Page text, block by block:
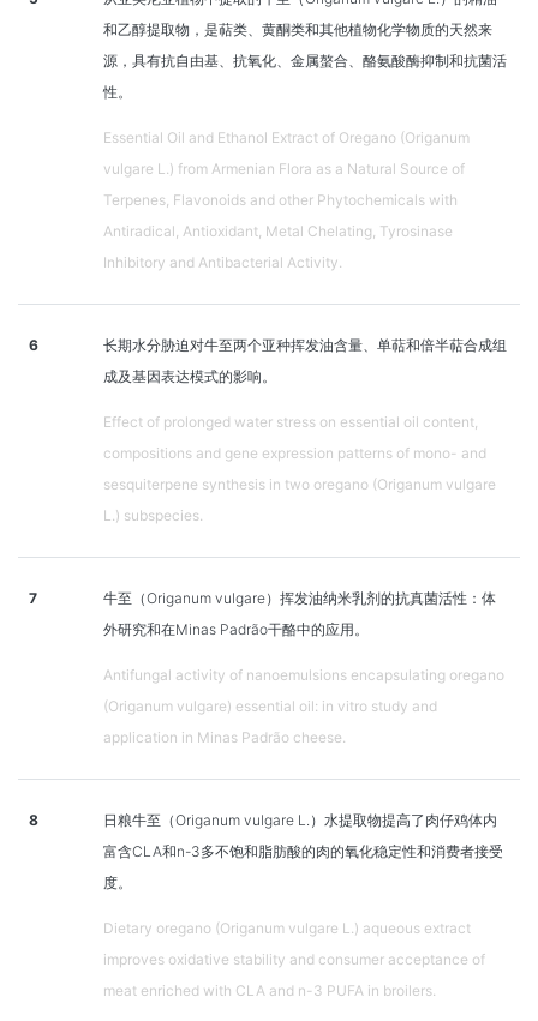
和乙醇提取物，是萜类、黄酮类和其他植物化学物质的天然来
源，具有抗自由基、抗氧化、金属螯合、酪氨酸酶抑制和抗菌活
性。
Essential Oil and Ethanol Extract of Oregano (Origanum
vulgare L.) from Armenian Flora as a Natural Source of
Terpenes, Flavonoids and other Phytochemicals with
Antiradical, Antioxidant, Metal Chelating, Tyrosinase
Inhibitory and Antibacterial Activity.
6
长期水分胁迫对牛至两个亚种挥发油含量、单萜和倍半萜合成组
成及基因表达模式的影响。
Effect of prolonged water stress on essential oil content,
compositions and gene expression patterns of mono- and
sesquiterpene synthesis in two oregano (Origanum vulgare
L.) subspecies.
7
牛至（Origanum vulgare）挥发油纳米乳剂的抗真菌活性：体
外研究和在Minas Padrão干酪中的应用。
Antifungal activity of nanoemulsions encapsulating oregano
(Origanum vulgare) essential oil: in vitro study and
application in Minas Padrão cheese.
8
日粮牛至（Origanum vulgare L.）水提取物提高了肉仔鸡体内
富含CLA和n-3多不饱和脂肪酸的肉的氧化稳定性和消费者接受
度。
Dietary oregano (Origanum vulgare L.) aqueous extract
improves oxidative stability and consumer acceptance of
meat enriched with CLA and n-3 PUFA in broilers.